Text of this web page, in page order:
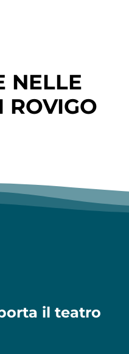
NELLE
ROVIGO
il teatro